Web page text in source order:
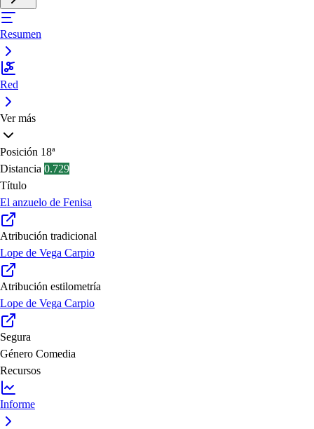
Resumen
Red
Ver más
Posición 18ª
Distancia 0.729
Título
El anzuelo de Fenisa
Atribución tradicional
Lope de Vega Carpio
Atribución estilometría
Lope de Vega Carpio
Segura
Género Comedia
Recursos
Informe